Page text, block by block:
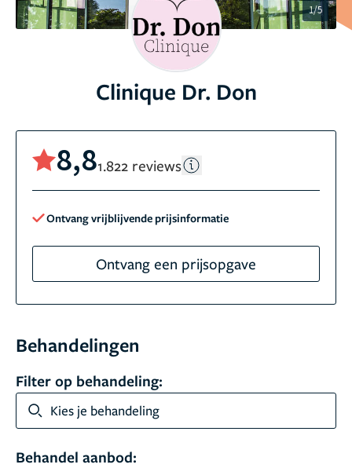
1/5
Clinique Dr. Don
8,81.822 reviews
Ontvang vrijblijvende prijsinformatie
Ontvang een prijsopgave
Behandelingen
Filter op behandeling:
Kies je behandeling
Behandel aanbod: